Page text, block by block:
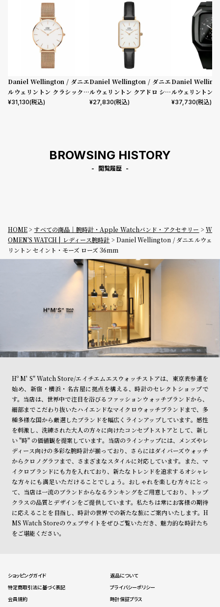
Daniel Wellington / ダニエ
ルウェリントン クラシックペ
ティット メルローズ ローズゴ
¥31,130(税込)
Daniel Wellington / ダニエ
ルウェリントン クアドロ シェ
フィールド ローズゴールド/ホ
¥27,830(税込)
Daniel
ルウェリントン
mm Apple
¥37,730(税込)
BROWSING HISTORY
閲覧履歴
HOME すべての商品｜腕時計・Apple Watchバンド・アクセサリー
W
OMEN'S WATCH | レディース腕時計
Daniel Wellington / ダニエルウェ
リントン セイント・モーズ ローズ 36mm
Hº M' S" Watch Store/エイチエムエスウォッチストアは、東京表参道を
始め、新宿・横浜・名古屋に拠点を構える、時計のセレクトショップで
す。当店は、世界中で注目を浴びるファッションウォッチブランドから、
細部までこだわり抜いたハイエンドなマイクロウォッチブランドまで、多
種多様な国から厳選したブランドを幅広くラインアップしています。感性
を刺激し、洗練された大人の方々に向けたコンセプトストアとして、新し
い "時" の価値観を提案しています。当店のラインナップには、メンズやレ
ディース向けの多彩な腕時計が揃っており、さらにはダイバーズウォッチ
からクロノグラフまで、さまざまなスタイルに対応しています。また、マ
イクロブランドにも力を入れており、新たなトレンドを追求するオシャレ
な方々にも満足いただけることでしょう。おしゃれを楽しむ方々にとっ
て、当店は一流のブランドからなるランキングをご用意しており、トップ
クラスの品質とデザインをご提供しています。私たちは常にお客様の期待
に応えることを目指し、時計の世界での新たな旅にご案内いたします。H
MS Watch Storeのウェブサイトをぜひご覧いただき、魅力的な時計たち
をご堪能ください。
ショッピングガイド
返品について
特定商取引法に基づく表記
プライバシーポリシー
会員規約
時計保証プラス